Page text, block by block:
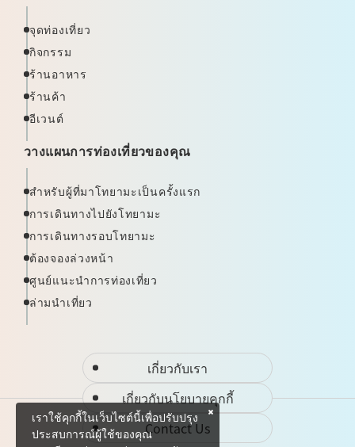
จุดท่องเที่ยว
กิจกรรม
ร้านอาหาร
ร้านค้า
อีเวนต์
วางแผนการท่องเที่ยวของคุณ
สำหรับผู้ที่มาโทยามะเป็นครั้งแรก
การเดินทางไปยังโทยามะ
การเดินทางรอบโทยามะ
ต้องจองล่วงหน้า
ศูนย์แนะนำการท่องเที่ยว
ล่ามนำเที่ยว
เกี่ยวกับเรา
เกี่ยวกับนโยบายคุกกี้
Contact Us
เราใช้คุกกี้ในเว็บไซต์นี้เพื่อปรับปรุง
ประสบการณ์ผู้ใช้ของคุณ